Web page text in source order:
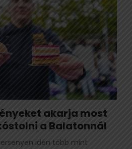
akarja most
a Balatonnál
idén több mint